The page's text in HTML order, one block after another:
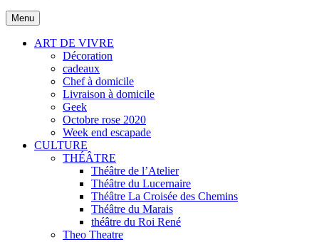
Menu
ART DE VIVRE
Décoration
cadeaux
Chef à domicile
Livraison à domicile
Geek
Octobre rose 2020
Week end escapade
CULTURE
THÉÂTRE
Théâtre de l’Atelier
Théâtre du Lucernaire
Théâtre La Croisée des Chemins
Théâtre du Marais
théâtre du Roi René
Theo Theatre